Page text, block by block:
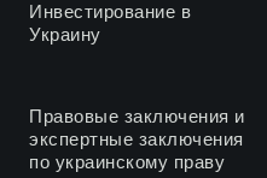
Инвестирование в
Украину
Правовые заключения и
экспертные заключения
по украинскому праву